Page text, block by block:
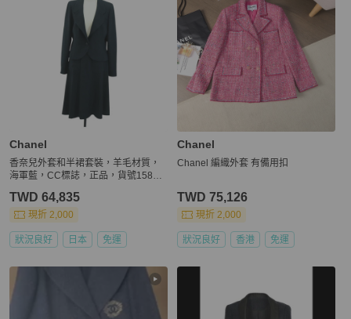
Chanel
香奈兒外套和半裙套裝，羊毛材質，
海軍藍，CC標誌，正品，貨號15856
TWD 64,835
現折 2,000
狀況良好 日本 免運
Chanel
Chanel 編織外套 有備用扣
TWD 75,126
現折 2,000
狀況良好 香港 免運